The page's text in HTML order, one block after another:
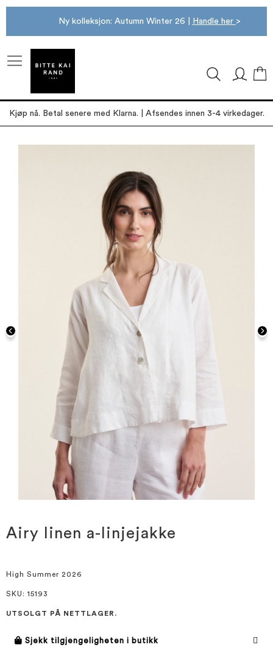
Ny kolleksjon: Autumn Winter 26 | Handle her >
Kjøp nå. Betal senere med Klarna. | Afsendes innen 3-4 virkedager.
begynnelsen
av
Airy linen a-linjejakke
High Summer 2026
SKU : 15193
UTSOLGT PÅ NETTLAGER.
Sjekk tilgjengeligheten i butikk